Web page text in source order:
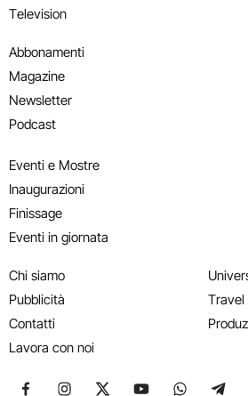
Television
Abbonamenti
Magazine
Newsletter
Podcast
Eventi e Mostre
Inaugurazioni
Finissage
Eventi in giornata
Chi siamo
Pubblicità
Contatti
Lavora con noi
Travel
Seguici su Facebook
Seguici su Instagram
Seguici su X
Seguici suSeguici su